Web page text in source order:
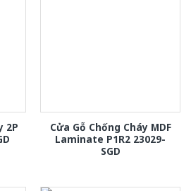
2P
Cửa Gỗ Chống Cháy MDF
Laminate P1R2 23029-
SGD